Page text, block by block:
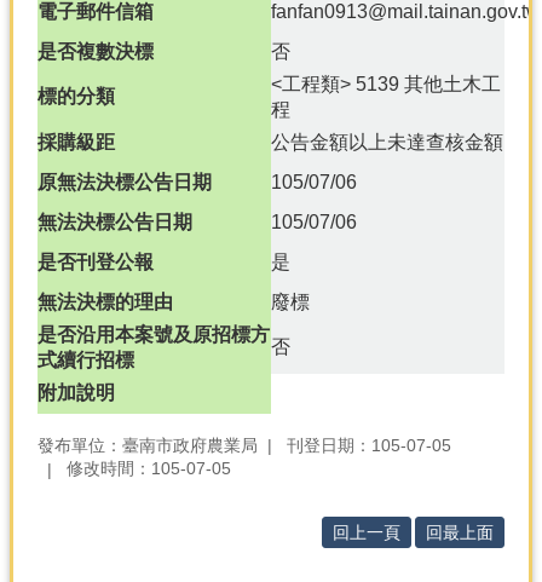
類
索
首
市
首
頁
電子郵件信箱
fanfan0913@mail.tainan.gov.tw
是否複數決標
否
標的分類
<工程類> 5139 其他土木工
程
採購級距
公告金額以上未達查核金額
原無法決標公告日期
105/07/06
無法決標公告日期
105/07/06
是否刊登公報
是
無法決標的理由
廢標
是否沿用本案號及原招標方
式續行招標
否
附加說明
發布單位：臺南市政府農業局
刊登日期：105-07-05
修改時間：105-07-05
回上一頁 回最上面